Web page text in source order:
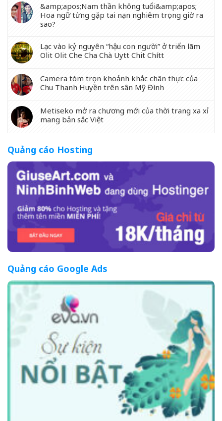
&amp;apos;Nam thần không tuổi&amp;apos;
Hoa ngữ từng gặp tai nạn nghiêm trọng giờ ra
sao?
Lạc vào kỷ nguyên “hậu con người” ở triển lãm
Olit Olit Che Cha Chà Uytt Chit Chítt
Camera tóm trọn khoảnh khắc chân thực của
Chu Thanh Huyền trên sân Mỹ Đình
Metiseko mở ra chương mới của thời trang xa xỉ
mang bản sắc Việt
Quảng cáo Hosting
Quảng cáo Google Ads